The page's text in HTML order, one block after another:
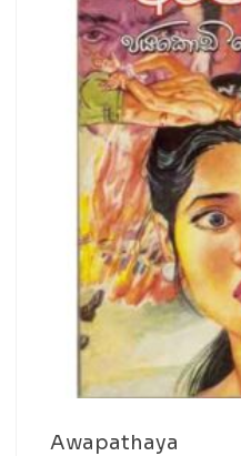
Awapathaya